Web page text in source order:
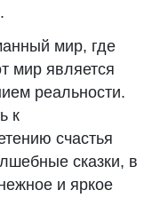
мир, где
мир является
реальности.
к
счастья
сказки, в
и яркое